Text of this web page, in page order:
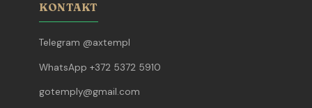
KONTAKT
Telegram @axtempl
WhatsApp +372 5372 5910
gotemply@gmail.com